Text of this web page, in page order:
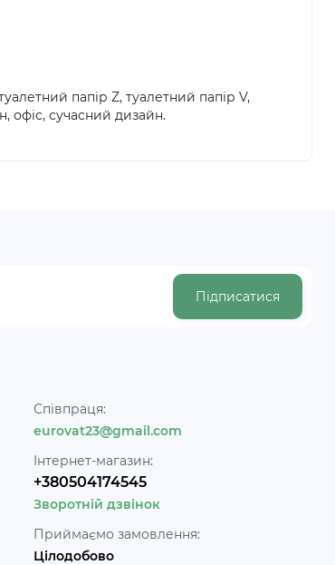
папір Z, туалетний папір V,
офіс, сучасний дизайн.
Підписатися
Співпраця:
eurovat23@gmail.com
Інтернет-магазин:
+380504174545
Зворотній дзвінок
Приймаємо замовлення:
Цілодобово